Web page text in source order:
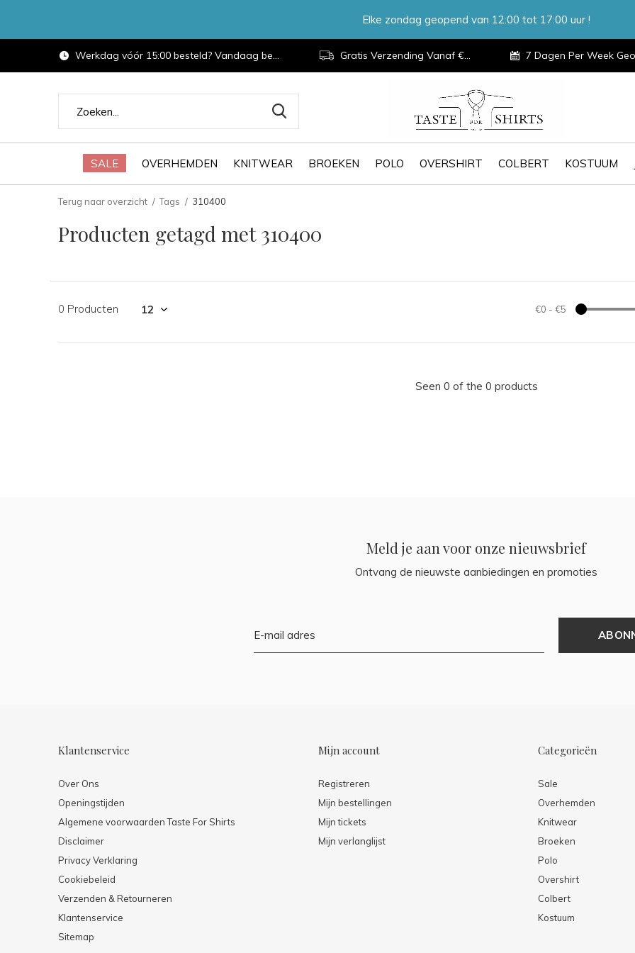
SALE OVERHEMDEN KNITWEAR BROEKEN POLO OVERSHIRT COLBERT KOSTUUM
Werkdag vóór 15:00 besteld? Vandaag bezorgd. Gratis Verzending Vanaf €100,- 7 Dagen Per Week Geopend
Elke zondag geopend van 12:00 tot 17:00 uur !
Terug naar overzicht Tags 310400
Producten getagd met 310400
0 Producten €0 - €5
Seen 0 of the 0 products
Meld je aan voor onze nieuwsbrief
Ontvang de nieuwste aanbiedingen en promoties
Klantenservice
Over Ons
Openingstijden
Algemene voorwaarden Taste For Shirts
Disclaimer
Privacy Verklaring
Cookiebeleid
Verzenden & Retourneren
Klantenservice
Sitemap
Mijn account
Registreren
Mijn bestellingen
Mijn tickets
Mijn verlanglijst
Categorieën
Sale
Overhemden
Knitwear
Broeken
Polo
Overshirt
Colbert
Kostuum